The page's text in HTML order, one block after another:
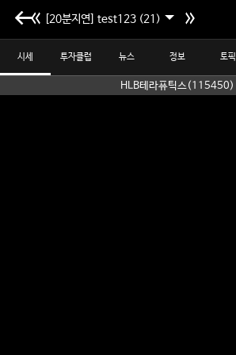
[20분지연] test123 (21)
시세 투자클럽 뉴스 정보 토픽
HLB테라퓨틱스(115450)